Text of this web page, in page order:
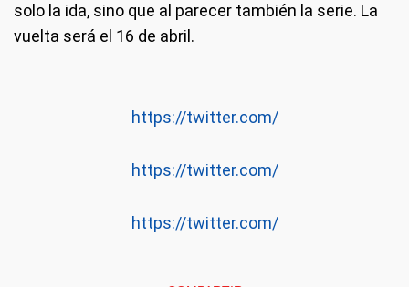
solo la ida, sino que al parecer también la serie. La
vuelta será el 16 de abril.
https://twitter.com/
https://twitter.com/
https://twitter.com/